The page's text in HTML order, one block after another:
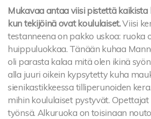
Mukavaa antaa viisi pistettä kaikista
kun tekijöinä ovat koululaiset.Viisi
testanneena on pakko uskoa: ruoka
huippuluokkaa. Tänään kuhaa
oli parasta kalaa mitä olen ikinä
alla juuri oikein kypsytetty kuha
sienikastikkeessa tilliperunoiden
mihin koululaiset pystyvät.
työnsä. Alkuruoka on toisinaan